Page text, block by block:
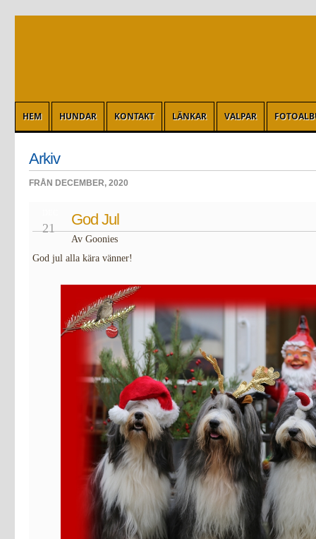
HEM HUNDAR KONTAKT LÄNKAR VALPAR
Arkiv
FRÅN DECEMBER, 2020
21 God Jul
Av Goonies
God jul alla kära vänner!